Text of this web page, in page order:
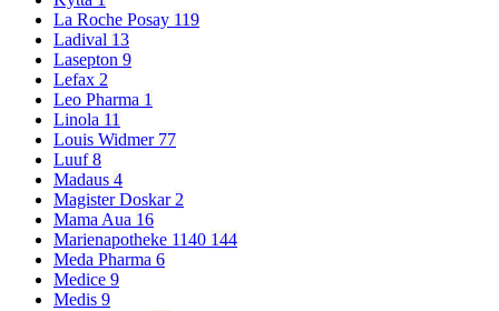
La Roche Posay 119
Ladival 13
Lasepton 9
Lefax 2
Leo Pharma 1
Linola 11
Louis Widmer 77
Luuf8
Madaus 4
Magister Doskar2
Mama Aua 16
Marienapotheke 1140 144
Meda Pharma 6
Medice 9
Medis 9